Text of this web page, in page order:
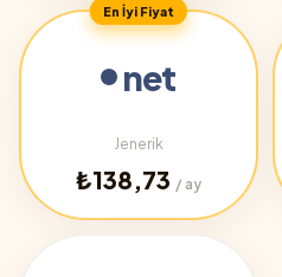
En İyi Fiyat
net
Jenerik
₺138,73 / ay